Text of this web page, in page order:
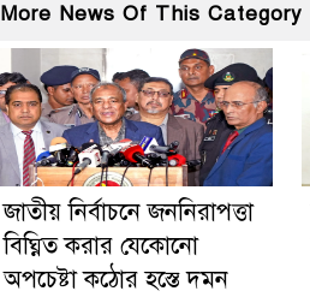
More News Of This Category
জাতীয় নির্বাচনে জননিরাপত্তা
বিঘ্নিত করার যেকোনো
অপচেষ্টা কঠোর হস্তে দমন